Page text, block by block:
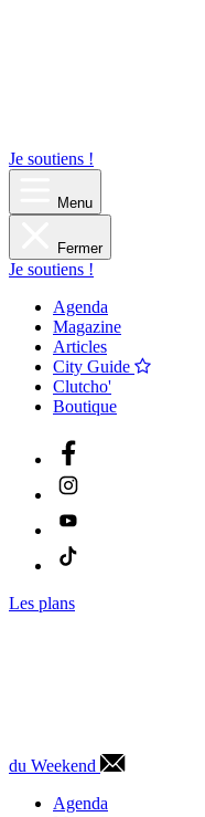
Je soutiens !
Menu
Fermer
Je soutiens !
Agenda
Magazine
Articles
City Guide
Clutcho'
Boutique
Les plans
du Weekend
Agenda